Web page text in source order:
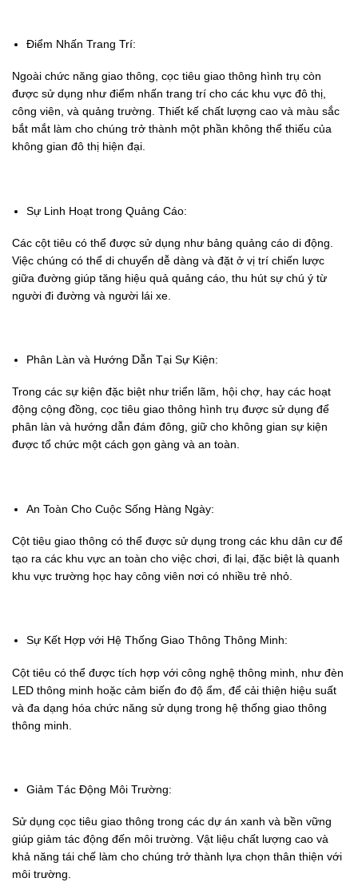
Điểm Nhấn Trang Trí:
Ngoài chức năng giao thông, cọc tiêu giao thông hình trụ còn
được sử dụng như điểm nhấn trang trí cho các khu vực đô thị,
công viên, và quảng trường. Thiết kế chất lượng cao và màu sắc
bắt mắt làm cho chúng trở thành một phần không thể thiếu của
không gian đô thị hiện đại.
Sự Linh Hoạt trong Quảng Cáo:
Các cột tiêu có thể được sử dụng như bảng quảng cáo di động.
Việc chúng có thể di chuyển dễ dàng và đặt ở vị trí chiến lược
giữa đường giúp tăng hiệu quả quảng cáo, thu hút sự chú ý từ
người đi đường và người lái xe.
Phân Làn và Hướng Dẫn Tại Sự Kiện:
Trong các sự kiện đặc biệt như triển lãm, hội chợ, hay các hoạt
động cộng đồng, cọc tiêu giao thông hình trụ được sử dụng để
phân làn và hướng dẫn đám đông, giữ cho không gian sự kiện
được tổ chức một cách gọn gàng và an toàn.
An Toàn Cho Cuộc Sống Hàng Ngày:
Cột tiêu giao thông có thể được sử dụng trong các khu dân cư để
tạo ra các khu vực an toàn cho việc chơi, đi lại, đặc biệt là quanh
khu vực trường học hay công viên nơi có nhiều trẻ nhỏ.
Sự Kết Hợp với Hệ Thống Giao Thông Thông Minh:
Cột tiêu có thể được tích hợp với công nghệ thông minh, như đèn
LED thông minh hoặc cảm biến đo độ ẩm, để cải thiện hiệu suất
và đa dạng hóa chức năng sử dụng trong hệ thống giao thông
thông minh.
Giảm Tác Động Môi Trường:
Sử dụng cọc tiêu giao thông trong các dự án xanh và bền vững
giúp giảm tác động đến môi trường. Vật liệu chất lượng cao và
khả năng tái chế làm cho chúng trở thành lựa chọn thân thiện với
môi trường.